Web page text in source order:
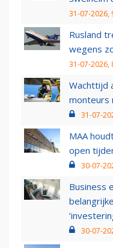
31-07-2026,
Rusland
wegens
31-07-2026,
Wachttijd
monteurs
31-07-
MAA
open
30-07-
Business
30-07-